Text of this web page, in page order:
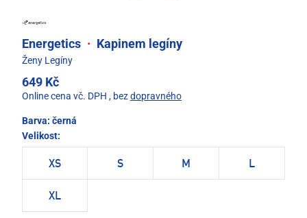
Energetics · Kapinem legíny
Ženy Legíny
649 Kč
Online cena vč. DPH , bezdopravného
Barva: černá
Velikost:
XS S M L
XL